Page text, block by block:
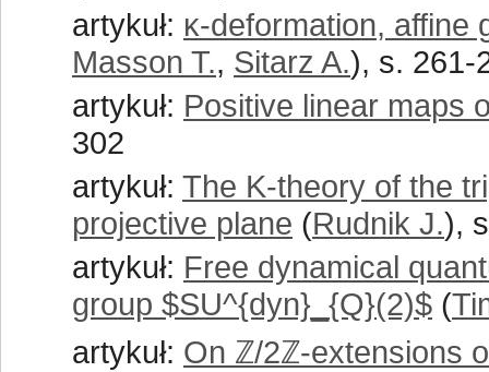
artykuł: κ-deformation, affine
Masson T., Sitarz A.), s. 261-
artykuł: Positive linear maps
302
artykuł: The K-theory of the
projective plane (Rudnik J.),
artykuł: Free dynamical
group $SU^{dyn}_{Q}(2)$ (
artykuł: On ℤ/2ℤ-extensions